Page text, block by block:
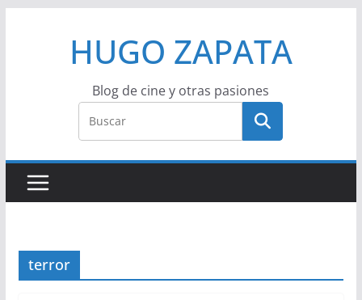
HUGO ZAPATA
Blog de cine y otras pasiones
terror